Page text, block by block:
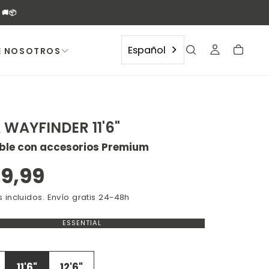
NOSOTROS Español
11'6"
con accesorios Premium
incluidos. Envío gratis 24-48h
ESSENTIAL
VARIANTE
DISPONIBLE